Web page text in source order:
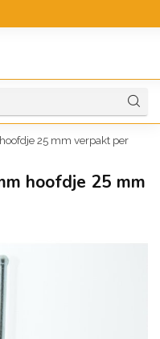
25 mm verpakt per
hoofdje 25 mm